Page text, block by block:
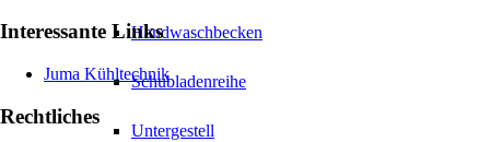
Handwaschbecken
Schubladenreihe
Untergestell
Interessante Links
Juma Kühltechnik
Rechtliches